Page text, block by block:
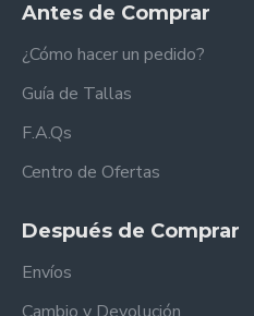
Antes de Comprar
¿Cómo hacer un pedido?
Guía de Tallas
F.A.Qs
Centro de Ofertas
Después de Comprar
Envíos